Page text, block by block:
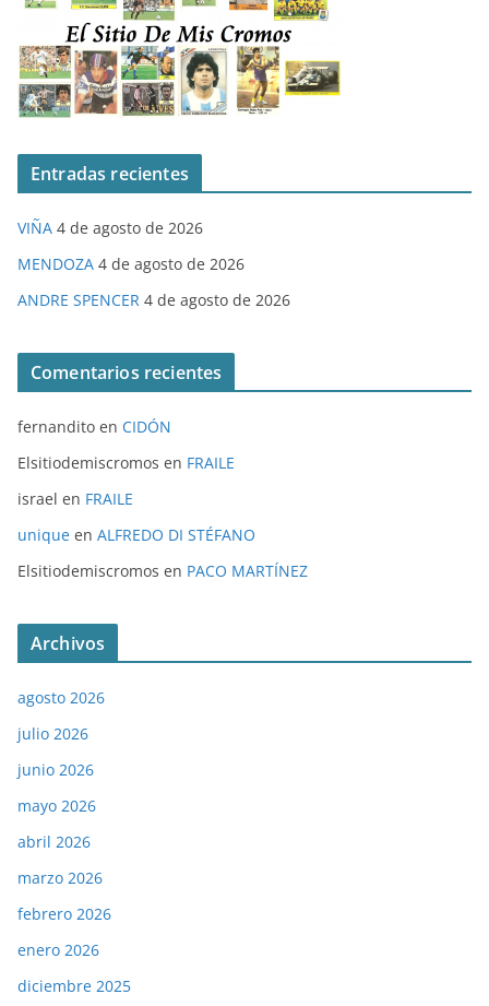
Entradas recientes
VIÑA 4 de agosto de 2026
MENDOZA 4 de agosto de 2026
ANDRE SPENCER 4 de agosto de 2026
Comentarios recientes
fernandito en CIDÓN
Elsitiodemiscromos en FRAILE
israel en FRAILE
unique en ALFREDO DI STÉFANO
Elsitiodemiscromos en PACO MARTÍNEZ
Archivos
agosto 2026
julio 2026
junio 2026
mayo 2026
abril 2026
marzo 2026
febrero 2026
enero 2026
diciembre 2025